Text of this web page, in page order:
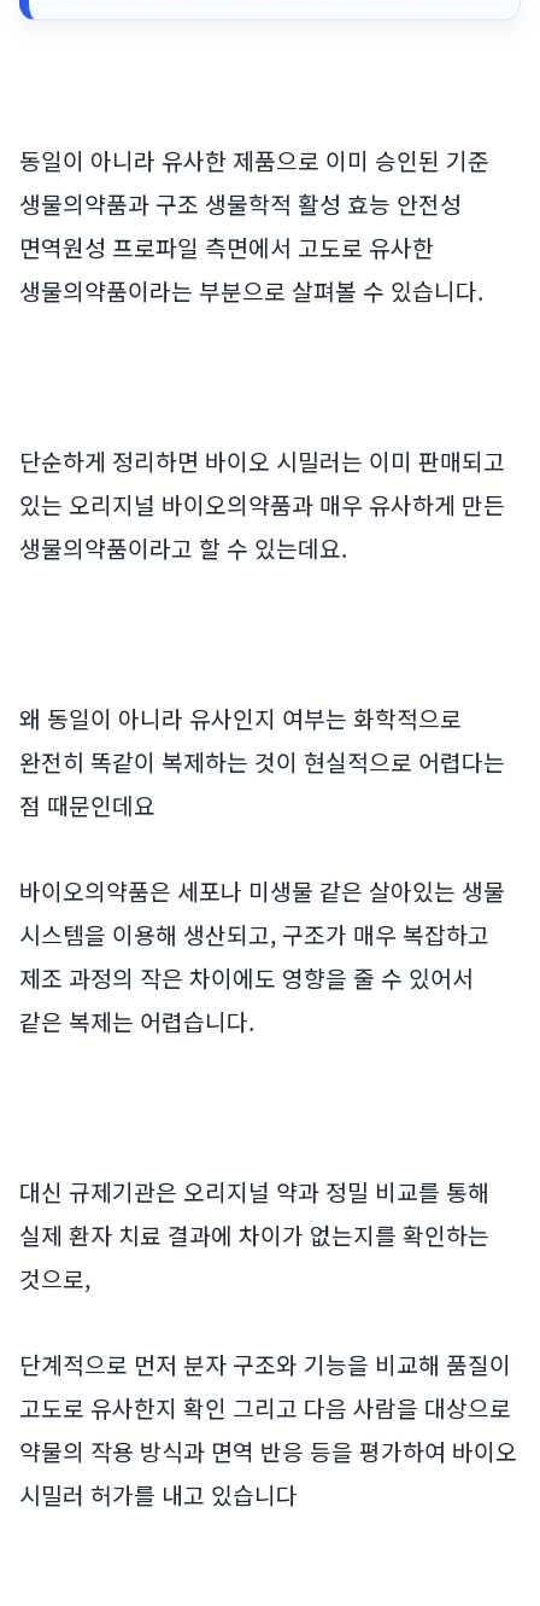
동일이 아니라 유사한 제품으로 이미 승인된 기준
생물의약품과 구조 생물학적 활성 효능 안전성
면역원성 프로파일 측면에서 고도로 유사한
생물의약품이라는 부분으로 살펴볼 수 있습니다.
단순하게 정리하면 바이오 시밀러는 이미 판매되고
있는 오리지널 바이오의약품과 매우 유사하게 만든
생물의약품이라고 할 수 있는데요.
왜 동일이 아니라 유사인지 여부는 화학적으로
완전히 똑같이 복제하는 것이 현실적으로 어렵다는
점 때문인데요
바이오의약품은 세포나 미생물 같은 살아있는 생물
시스템을 이용해 생산되고, 구조가 매우 복잡하고
제조 과정의 작은 차이에도 영향을 줄 수 있어서
같은 복제는 어렵습니다.
대신 규제기관은 오리지널 약과 정밀 비교를 통해
실제 환자 치료 결과에 차이가 없는지를 확인하는
것으로,
단계적으로 먼저 분자 구조와 기능을 비교해 품질이
고도로 유사한지 확인 그리고 다음 사람을 대상으로
약물의 작용 방식과 면역 반응 등을 평가하여 바이오
시밀러 허가를 내고 있습니다